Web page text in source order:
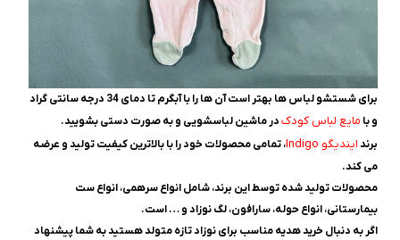
برای شستشو لباس ها بهتر است آن ها را با آبگرم تا دمای 34 درجه سانتی گراد
و با مایع لباس کودکدر ماشین لباسشویی و به صورت دستی بشویید.
برندایندیگو Indigo
، تمامی محصولات خود را با بالاترین کیفیت تولید و عرضه
می ‌کند.
محصولات تولید شده توسط این برند، شامل انواع سرهمی، انواع ست
بیمارستانی، انواع حوله، سارافون، لگ نوزاد و … است.
اگر به دنبال خرید هدیه مناسب برای نوزاد تازه متولد هستید به شما پیشنهاد